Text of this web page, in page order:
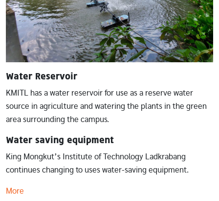
Water Reservoir
KMITL has a water reservoir for use as a reserve water
source in agriculture and watering the plants in the green
area surrounding the campus.
Water saving equipment
King Mongkut’s Institute of Technology Ladkrabang
continues changing to uses water-saving equipment.
More